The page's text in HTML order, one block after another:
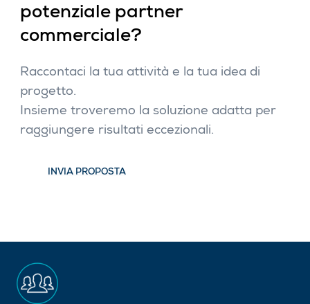
potenziale partner
commerciale?
Raccontaci la tua attività e la tua idea di
progetto.
Insieme troveremo la soluzione adatta per
raggiungere risultati eccezionali.
INVIA PROPOSTA